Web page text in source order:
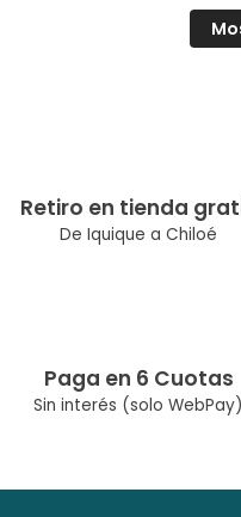
Retiro en tienda
De Iquique a Chiloé
Paga en 6 Cuotas
Sin interés (solo WebPay)